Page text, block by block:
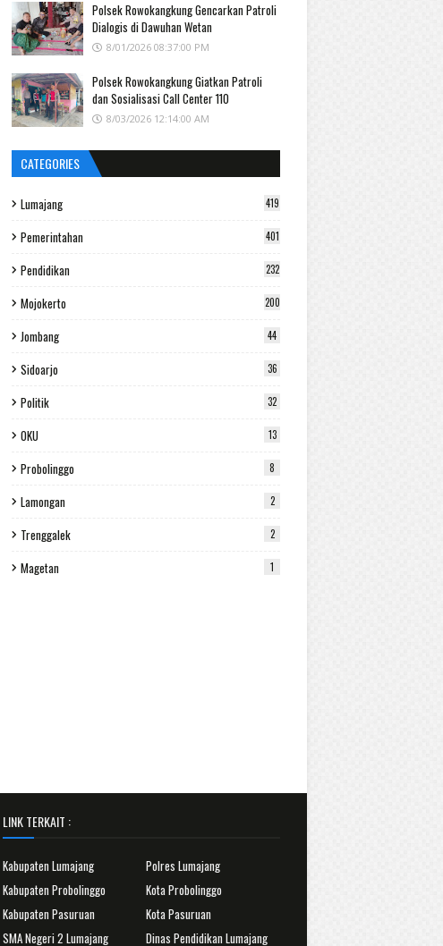
Polsek Rowokangkung Gencarkan Patroli
Dialogis di Dawuhan Wetan
8/01/2026 08:37:00 PM
Polsek Rowokangkung Giatkan Patroli
dan Sosialisasi Call Center 110
8/03/2026 12:14:00 AM
CATEGORIES
Lumajang 419
Pemerintahan 401
Pendidikan 232
Mojokerto 200
Jombang 44
Sidoarjo 36
Politik 32
OKU 13
Probolinggo 8
Lamongan 2
Trenggalek 2
Magetan 1
LINK TERKAIT :
Kabupaten Lumajang
Polres Lumajang
Kabupaten Probolinggo
Kota Probolinggo
Kabupaten Pasuruan
Kota Pasuruan
SMA Negeri 2 Lumajang
Dinas Pendidikan Lumajang